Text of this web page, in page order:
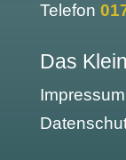
Telefon
Das
Impressum